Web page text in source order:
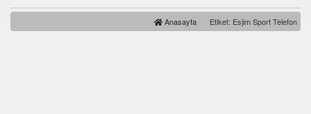
Anasayfa Etiket: Esjim Sport Telefon